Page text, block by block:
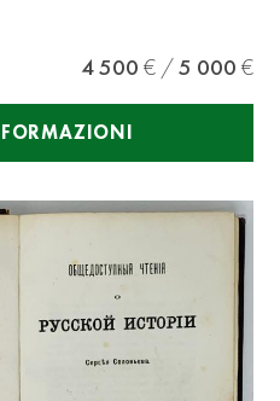
4 500 5 000